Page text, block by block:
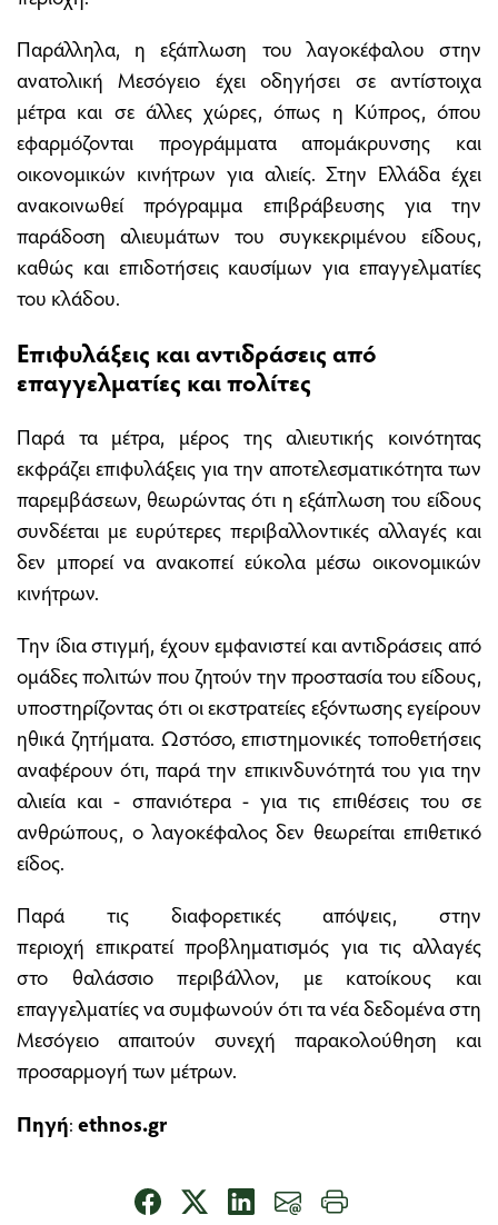
Παράλληλα, η εξάπλωση του λαγοκέφαλου στην
ανατολική Μεσόγειο έχει οδηγήσει σε αντίστοιχα
μέτρα και σε άλλες χώρες, όπως η Κύπρος, όπου
εφαρμόζονται προγράμματα απομάκρυνσης και
οικονομικών κινήτρων για αλιείς. Στην Ελλάδα έχει
ανακοινωθεί πρόγραμμα επιβράβευσης για την
παράδοση αλιευμάτων του συγκεκριμένου είδους,
καθώς και επιδοτήσεις καυσίμων για επαγγελματίες
του κλάδου.
Επιφυλάξεις και αντιδράσεις από
επαγγελματίες και πολίτες
Παρά τα μέτρα, μέρος της αλιευτικής κοινότητας
εκφράζει επιφυλάξεις για την αποτελεσματικότητα των
παρεμβάσεων, θεωρώντας ότι η εξάπλωση του είδους
συνδέεται με ευρύτερες περιβαλλοντικές αλλαγές και
δεν μπορεί να ανακοπεί εύκολα μέσω οικονομικών
κινήτρων.
Την ίδια στιγμή, έχουν εμφανιστεί και αντιδράσεις από
ομάδες πολιτών που ζητούν την προστασία του είδους,
υποστηρίζοντας ότι οι εκστρατείες εξόντωσης εγείρουν
ηθικά ζητήματα. Ωστόσο, επιστημονικές τοποθετήσεις
αναφέρουν ότι, παρά την επικινδυνότητά του για την
αλιεία και - σπανιότερα - για τις επιθέσεις του σε
ανθρώπους, ο λαγοκέφαλος δεν θεωρείται επιθετικό
είδος.
Παρά τις διαφορετικές απόψεις, στην
περιοχή επικρατεί προβληματισμός για τις αλλαγές
στο θαλάσσιο περιβάλλον, με κατοίκους και
επαγγελματίες να συμφωνούν ότι τα νέα δεδομένα στη
Μεσόγειο απαιτούν συνεχή παρακολούθηση και
προσαρμογή των μέτρων.
Πηγή:ethnos.gr